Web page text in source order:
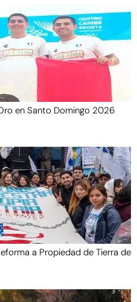
en Santo Domingo 2026
a Propiedad de Tierra de